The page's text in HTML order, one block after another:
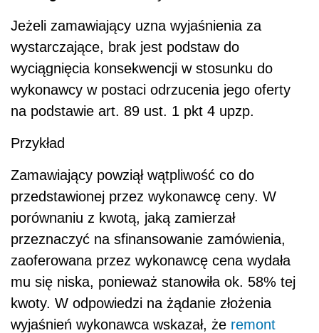
Jeżeli zamawiający uzna wyjaśnienia za
wystarczające, brak jest podstaw do
wyciągnięcia konsekwencji w stosunku do
wykonawcy w postaci odrzucenia jego oferty
na podstawie art. 89 ust. 1 pkt 4 upzp.
Przykład
Zamawiający powziął wątpliwość co do
przedstawionej przez wykonawcę ceny. W
porównaniu z kwotą, jaką zamierzał
przeznaczyć na sfinansowanie zamówienia,
zaoferowana przez wykonawcę cena wydała
mu się niska, ponieważ stanowiła ok. 58% tej
kwoty. W odpowiedzi na żądanie złożenia
wyjaśnień wykonawca wskazał, że remont